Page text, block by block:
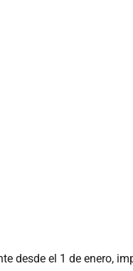
desde el 1 de enero,